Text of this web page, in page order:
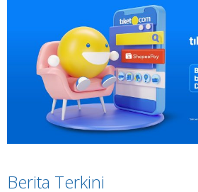
Berita Terkini